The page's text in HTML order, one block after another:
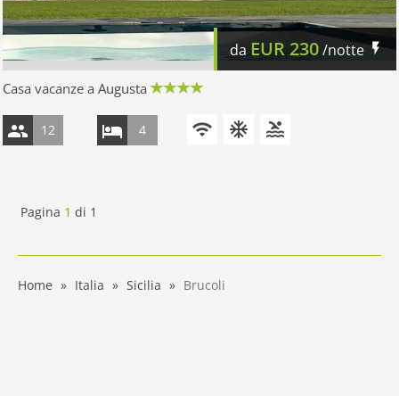
da EUR 230/notte
Casa vacanze a Augusta
12 4
Pagina 1 di 1
Home Italia Sicilia Brucoli